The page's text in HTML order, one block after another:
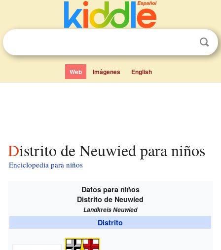
Web Imágenes English
Distrito de Neuwied para niños
Enciclopedia para niños
Datos para niños
Distrito de Neuwied
Landkreis Neuwied
Distrito